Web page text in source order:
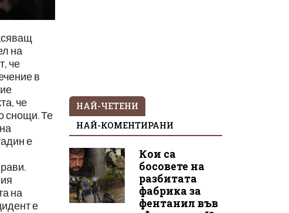
на
че
в
че
снощи. Те
е
на
е
НАЙ-ЧЕТЕНИ
НАЙ-КОМЕНТИРАНИ
Кои са
босовете на
разбитата
фабрика за
фентанил във